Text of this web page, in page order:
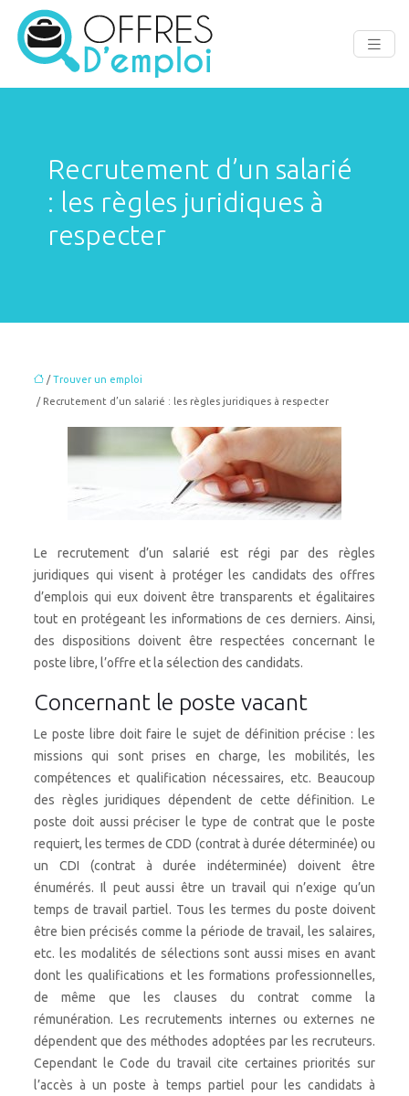
Recrutement d’un salarié
: les règles juridiques à
respecter
/Trouver un emploi
/ Recrutement d’un salarié : les règles juridiques à respecter
Le recrutement d’un salarié est régi par des règles
juridiques qui visent à protéger les candidats des offres
d’emplois qui eux doivent être transparents et égalitaires
tout en protégeant les informations de ces derniers. Ainsi,
des dispositions doivent être respectées concernant le
poste libre, l’offre et la sélection des candidats.
Concernant le poste vacant
Le poste libre doit faire le sujet de définition précise : les
missions qui sont prises en charge, les mobilités, les
compétences et qualification nécessaires, etc. Beaucoup
des règles juridiques dépendent de cette définition. Le
poste doit aussi préciser le type de contrat que le poste
requiert, les termes de CDD (contrat à durée déterminée) ou
un CDI (contrat à durée indéterminée) doivent être
énumérés. Il peut aussi être un travail qui n’exige qu’un
temps de travail partiel. Tous les termes du poste doivent
être bien précisés comme la période de travail, les salaires,
etc. les modalités de sélections sont aussi mises en avant
dont les qualifications et les formations professionnelles,
de même que les clauses du contrat comme la
rémunération. Les recrutements internes ou externes ne
dépendent que des méthodes adoptées par les recruteurs.
Cependant le Code du travail cite certaines priorités sur
l’accès à un poste à temps partiel pour les candidats à